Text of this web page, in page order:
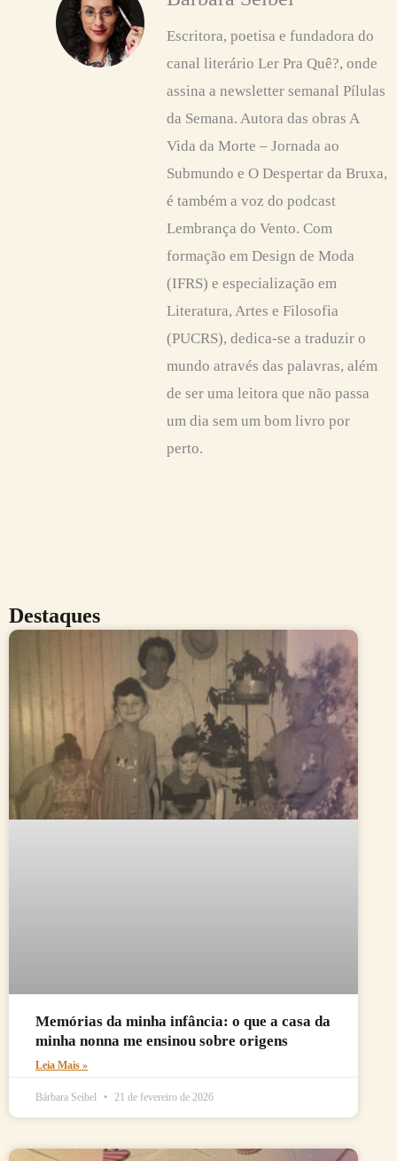
Escritora, poetisa e fundadora do
canal literário Ler Pra Quê?, onde
assina a newsletter semanal Pílulas
da Semana. Autora das obras A
Vida da Morte – Jornada ao
Submundo e O Despertar da Bruxa,
é também a voz do podcast
Lembrança do Vento. Com
formação em Design de Moda
(IFRS) e especialização em
Literatura, Artes e Filosofia
(PUCRS), dedica-se a traduzir o
mundo através das palavras, além
de ser uma leitora que não passa
um dia sem um bom livro por
perto.
Destaques
Memórias da minha infância: o que a casa da
minha nonna me ensinou sobre origens
Leia Mais »
Bárbara Seibel 21 de fevereiro de 2026